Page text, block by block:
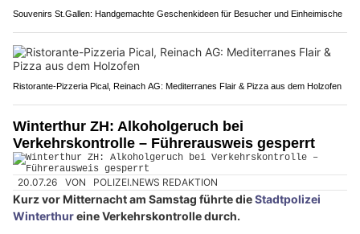
Souvenirs St.Gallen: Handgemachte Geschenkideen für Besucher und Einheimische
Ristorante-Pizzeria Pical, Reinach AG: Mediterranes Flair & Pizza aus dem Holzofen
Winterthur ZH: Alkoholgeruch bei
Verkehrskontrolle – Führerausweis gesperrt
20.07.26 VON POLIZEI.NEWS REDAKTION
Kurz vor Mitternacht am Samstag führte dieStadtpolizei
Winterthureine Verkehrskontrolle durch.